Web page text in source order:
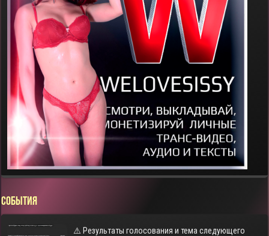
СОБЫТИЯ
⚠️ Результаты голосования и тема следующего